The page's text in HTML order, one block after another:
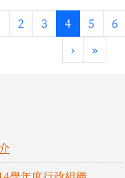
2 3 4(目前頁次)
5 6
›下一頁
»最後頁
容